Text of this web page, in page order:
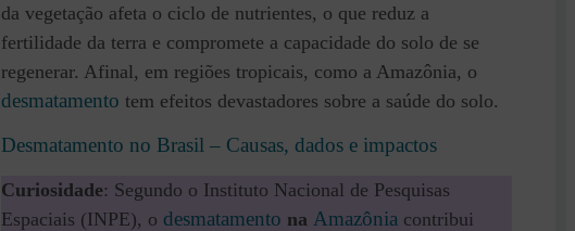
da vegetação afeta o ciclo de nutrientes, o que reduz a
fertilidade da terra e compromete a capacidade do solo de se
regenerar. Afinal, em regiões tropicais, como a Amazônia, o
desmatamento tem efeitos devastadores sobre a saúde do solo.
Desmatamento no Brasil – Causas, dados e impactos
Curiosidade: Segundo o Instituto Nacional de Pesquisas
Espaciais (INPE), o desmatamento na Amazônia contribui